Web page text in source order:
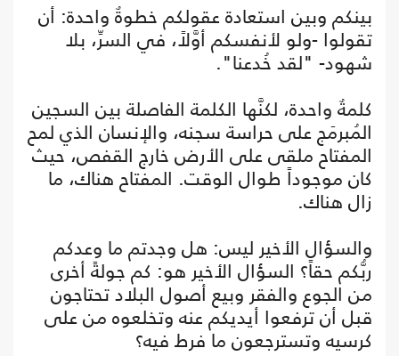
بينكم وبين استعادة عقولكم خطوةٌ واحدة: أن
تقولوا -ولو لأنفسكم أوَّلاً، في السرِّ، بلا
شهود- "لقد خُدعنا".
كلمةٌ واحدة، لكنَّها الكلمة الفاصلة بين السجين
المُبرمَج على حراسة سجنه، والإنسان الذي لمح
المفتاح ملقى على الأرض خارج القفص، حيث
كان موجوداً طوال الوقت. المفتاح هناك، ما
زال هناك.
والسؤال الأخير ليس: هل وجدتم ما وعدكم
ربُّكم حقاً؟ السؤال الأخير هو: كم جولةً أخرى
من الجوع والفقر وبيع أصول البلاد تحتاجون
قبل أن ترفعوا أيديكم عنه وتخلعوه من على
كرسيه وتسترجعون ما فرط فيه؟